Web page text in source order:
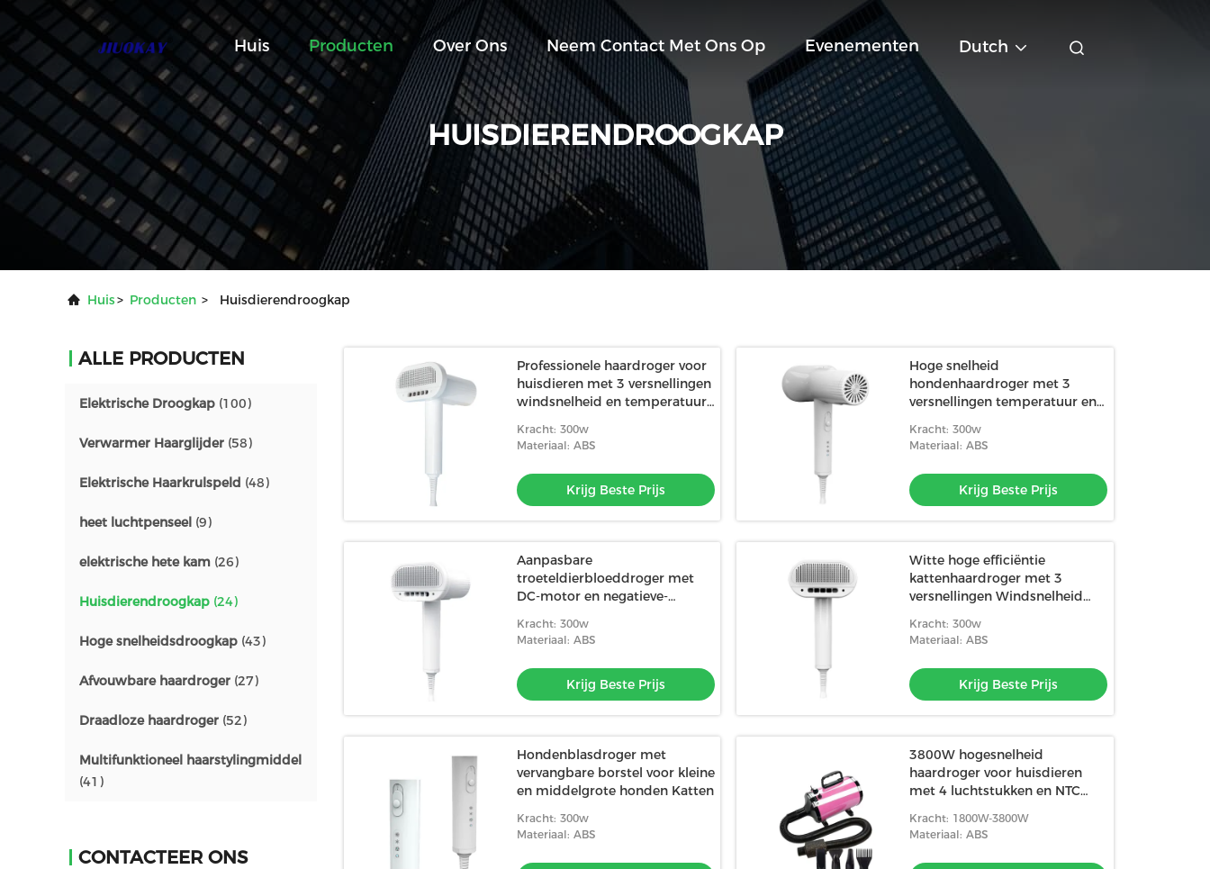
Huis Producten Over Ons Neem Contact Met Ons Op Evenementen Dutch
HUISDIERENDROOGKAP
Huis> Producten > Huisdierendroogkap
ALLE PRODUCTEN
Elektrische Droogkap (100)
Verwarmer Haarglijder (58)
Elektrische Haarkrulspeld (48)
heet luchtpenseel (9)
elektrische hete kam (26)
Huisdierendroogkap (24)
Hoge snelheidsdroogkap (43)
Afvouwbare haardroger (27)
Draadloze haardroger (52)
Multifunktioneel haarstylingmiddel
(41)
CONTACTEER ONS
Professionele haardroger voor
huisdieren met 3 versnellingen
windsnelheid en temperatuur
Kracht: 300w
Materiaal: ABS
Krijg Beste Prijs
Hoge snelheid
hondenhaardroger met 3
versnellingen temperatuur en
Kracht: 300w
Materiaal: ABS
Krijg Beste Prijs
Aanpasbare
troeteldierbloeddroger met
DC-motor en negatieve-
Kracht: 300w
Materiaal: ABS
Krijg Beste Prijs
Witte hoge efficiëntie
kattenhaardroger met 3
versnellingen Windsnelheid
Kracht: 300w
Materiaal: ABS
Krijg Beste Prijs
Hondenblasdroger met
vervangbare borstel voor kleine
en middelgrote honden Katten
Kracht: 300w
Materiaal: ABS
3800W hogesnelheid
haardroger voor huisdieren
met 4 luchtstukken en NTC
temperatuurregeling
Kracht: 1800W-3800W
Materiaal: ABS